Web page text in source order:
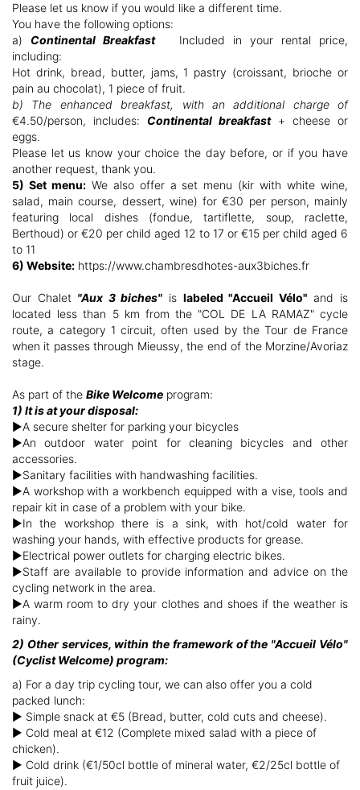
Please let us know if you would like a different time.
You have the following options:
a) Continental Breakfast
Included in your rental price,
including:
Hot drink, bread, butter, jams, 1 pastry (croissant, brioche or
pain au chocolat), 1 piece of fruit.
b) The enhanced breakfast, with an additional charge of
€4.50/person, includes: Continental breakfast+ cheese or
eggs.
Please let us know your choice the day before, or if you have
another request, thank you.
5) Set menu:We also offer a set menu (kir with white wine,
salad, main course, dessert, wine) for €30 per person, mainly
featuring local dishes (fondue, tartiflette, soup, raclette,
Berthoud) or €20 per child aged 12 to 17 or €15 per child aged 6
to 11
6) Website: https://www.chambresdhotes-aux3biches.fr
Our Chalet "Aux 3 biches" is labeled "Accueil Vélo" and is
located less than 5 km from the "COL DE LA RAMAZ" cycle
route, a category 1 circuit, often used by the Tour de France
when it passes through Mieussy, the end of the Morzine/Avoriaz
stage.
As part of the Bike Welcome program:
1) It is at your disposal:
►A secure shelter for parking your bicycles
►An outdoor water point for cleaning bicycles and other
accessories.
►Sanitary facilities with handwashing facilities.
►A workshop with a workbench equipped with a vise, tools and
repair kit in case of a problem with your bike.
►In the workshop there is a sink, with hot/cold water for
washing your hands, with effective products for grease.
►Electrical power outlets for charging electric bikes.
►Staff are available to provide information and advice on the
cycling network in the area.
►A warm room to dry your clothes and shoes if the weather is
rainy.
2) Other services, within the framework of the "Accueil Vélo"
(Cyclist Welcome) program:
a) For a day trip cycling tour, we can also offer you a cold
packed lunch:
► Simple snack at €5 (Bread, butter, cold cuts and cheese).
► Cold meal at €12 (Complete mixed salad with a piece of
chicken).
► Cold drink (€1/50cl bottle of mineral water, €2/25cl bottle of
fruit juice).